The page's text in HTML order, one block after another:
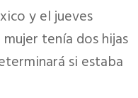
y el jueves
tenía dos hijas
si estaba